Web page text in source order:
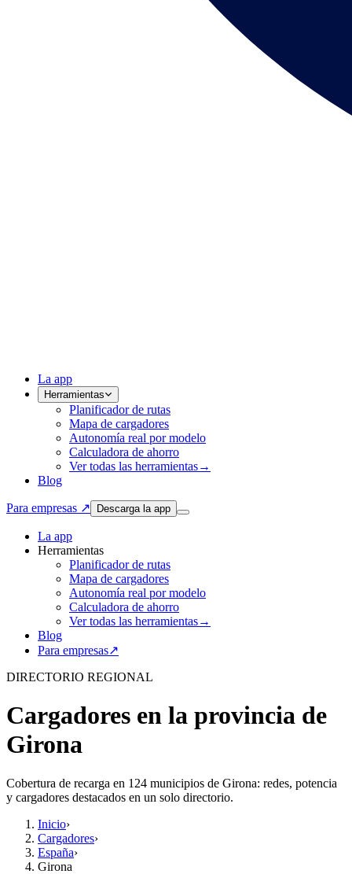
La app
Herramientas
Planificador de rutas
Mapa de cargadores
Autonomía real por modelo
Calculadora de ahorro
Ver todas las herramientas→
Blog
Para empresas ↗ Descarga la app
La app
Herramientas
Planificador de rutas
Mapa de cargadores
Autonomía real por modelo
Calculadora de ahorro
Ver todas las herramientas→
Blog
Para empresas↗
DIRECTORIO REGIONAL
Cargadores en la provincia de
Girona
Cobertura de recarga en 124 municipios de Girona: redes, potencia
y cargadores destacados en un solo directorio.
Inicio›
Cargadores›
España›
Girona